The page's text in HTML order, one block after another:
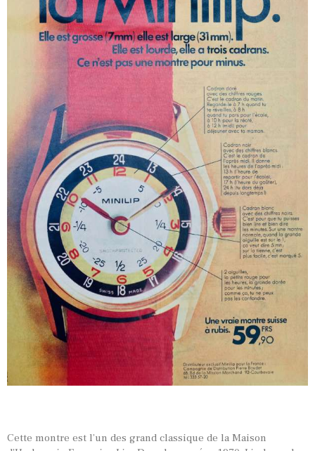
Cette montre est l’un des grand classique de la Maison